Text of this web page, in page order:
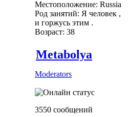
Местоположение: Russia
Род занятий: Я человек ,
и горжусь этим .
Возраст: 38
Metabolya
Moderators
3550 сообщений